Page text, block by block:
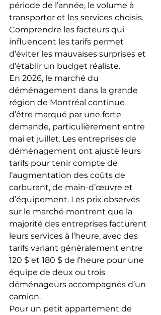
période de l’année, le volume à
transporter et les services choisis.
Comprendre les facteurs qui
influencent les tarifs permet
d’éviter les mauvaises surprises et
d’établir un budget réaliste.
En 2026, le marché du
déménagement dans la grande
région de Montréal continue
d’être marqué par une forte
demande, particulièrement entre
mai et juillet. Les entreprises de
déménagement ont ajusté leurs
tarifs pour tenir compte de
l’augmentation des coûts de
carburant, de main-d’œuvre et
d’équipement. Les prix observés
sur le marché montrent que la
majorité des entreprises facturent
leurs services à l’heure, avec des
tarifs variant généralement entre
120 $ et 180 $ de l’heure pour une
équipe de deux ou trois
déménageurs accompagnés d’un
camion.
Pour un petit appartement de